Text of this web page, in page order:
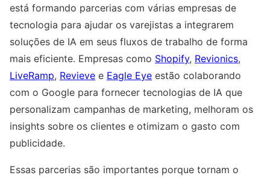
está formando parcerias com várias empresas de
tecnologia para ajudar os varejistas a integrarem
soluções de IA em seus fluxos de trabalho de forma
mais eficiente. Empresas como Shopify, Revionics,
LiveRamp, Revieve e Eagle Eye estão colaborando
com o Google para fornecer tecnologias de IA que
personalizam campanhas de marketing, melhoram os
insights sobre os clientes e otimizam o gasto com
publicidade.
Essas parcerias são importantes porque tornam o